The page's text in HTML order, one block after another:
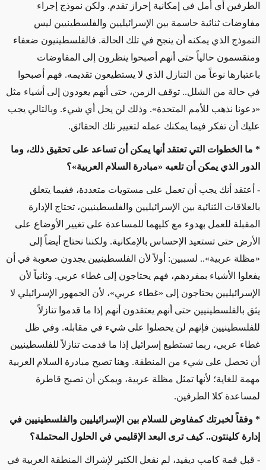
الطرفين أي أمل في إمكانية إحراز تقدم. ولكن نموذج إجراء
مفاوضات ثنائية حاسمة بين الإسرائيليين والفلسطينيين ليس
النموذج الذي يمكنه أن ينجح في تلك الحالة. فالفلسطينيون ضعفاء
ومنقسمون حالياً حتى أنهم أصبحوا ينظرون إلى المفاوضات
باعتبارها نوعاً من التنازل الذي لا يستطيعون تقديمه. فهم أصبحوا
في حالة من الشلل.. توقف الزمن، حتى أنهم يعودون إلى أشياء مثل
«دعونا نذهب للأمم المتحدة». وذلك لن يحل أي شيء. وبالتالي يجب
عليك أن تفكر فيما يمكنك عمله لتغيير تلك الحقائق.
* ما الخطوات التي تعتقد أنها يمكن أن تساعد على تحقيق ذلك، وما
الدور الذي يمكن أن تلعبه «مبادرة السلام العربية»؟
- أعتقد أنك يجب أن تعمل على مستويات متعددة، ففيما يتعلق
بالعلاقات الثنائية بين الإسرائيليين والفلسطينيين، تحتاج الإدارة
المقبلة للعمل بهدوء مع كليهما للمساعدة على تغيير الأوضاع على
الأرض حتى تستعيد الإحساس بالإمكانية. ولكننا نحتاج أيضاً إلى
«مظلة عربية».. لسببين: أولاً لأن الفلسطينيين يجدون صعوبة في أن
يفعلوا الأشياء بمفردهم، فهم يحتاجون إلى غطاء عربي. وثانياً لأن
الإسرائيليين يحتاجون إلى «غطاء عربي»، لأن الجمهور الإسرائيلي لا
يثق بالفلسطينيين حتى أنهم يعتقدون أنهم إذا ما قدموا تنازلاً
للفلسطينيين فإنهم لن يحصلوا على شيء في مقابله. وفي ظل
غطاء عربي، ربما تستطيع إسرائيل إذا ما قدمت تنازلاً للفلسطينيين
أن تحصل على شيء من المنطقة. وهنا تصبح مبادرة السلام العربية
مهمة للغاية؛ لأنها تمثل مظلة عربية، ويمكن أن تصبح قاطرة
لمساعدة كلا الطرفين.
* وفقاً لخبرتك كمفاوض للسلام بين الإسرائيليين والفلسطينيين في
إدارة كلينتون.. كيف ترى البعد الإقليمي في الحلول المحتملة؟
- قبل قمة كامب ديفيد، لم نفعل الكثير لإشراك المنطقة العربية في